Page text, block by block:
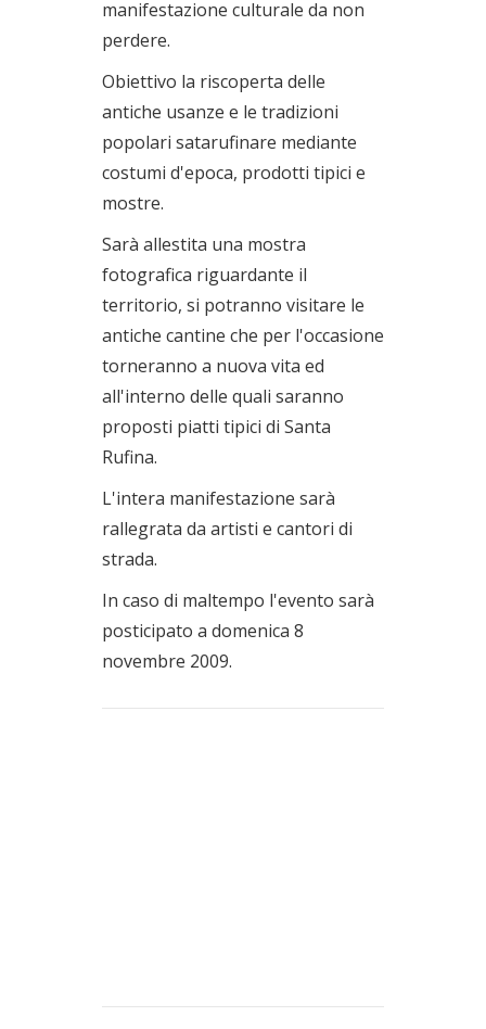
manifestazione culturale da non
perdere.
Obiettivo la riscoperta delle
antiche usanze e le tradizioni
popolari satarufinare mediante
costumi d'epoca, prodotti tipici e
mostre.
Sarà allestita una mostra
fotografica riguardante il
territorio, si potranno visitare le
antiche cantine che per l'occasione
torneranno a nuova vita ed
all'interno delle quali saranno
proposti piatti tipici di Santa
Rufina.
L'intera manifestazione sarà
rallegrata da artisti e cantori di
strada.
In caso di maltempo l'evento sarà
posticipato a domenica 8
novembre 2009.